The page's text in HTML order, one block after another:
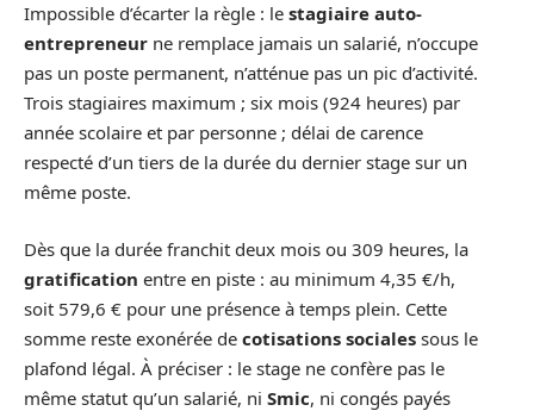
Impossible d’écarter la règle : le stagiaire auto-
entrepreneur ne remplace jamais un salarié, n’occupe
pas un poste permanent, n’atténue pas un pic d’activité.
Trois stagiaires maximum ; six mois (924 heures) par
année scolaire et par personne ; délai de carence
respecté d’un tiers de la durée du dernier stage sur un
même poste.
Dès que la durée franchit deux mois ou 309 heures, la
gratification entre en piste : au minimum 4,35 €/h,
soit 579,6 € pour une présence à temps plein. Cette
somme reste exonérée de cotisations sociales sous le
plafond légal. À préciser : le stage ne confère pas le
même statut qu’un salarié, ni Smic, ni congés payés